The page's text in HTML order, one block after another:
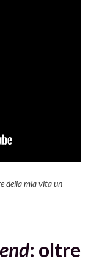
della mia vita un
: oltre